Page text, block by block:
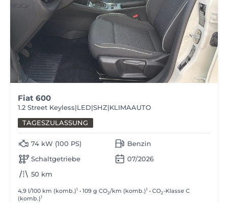
Fiat 600
1.2 Street Keyless|LED|SHZ|KLIMAAUTO
TAGESZULASSUNG
74 kW (100 PS)
Schaltgetriebe
50 km
Benzin
07/2026
4,9 l/100 km (komb.)1 • 109 g CO2/km (komb.)1 • CO2-Klasse C
(komb.)1